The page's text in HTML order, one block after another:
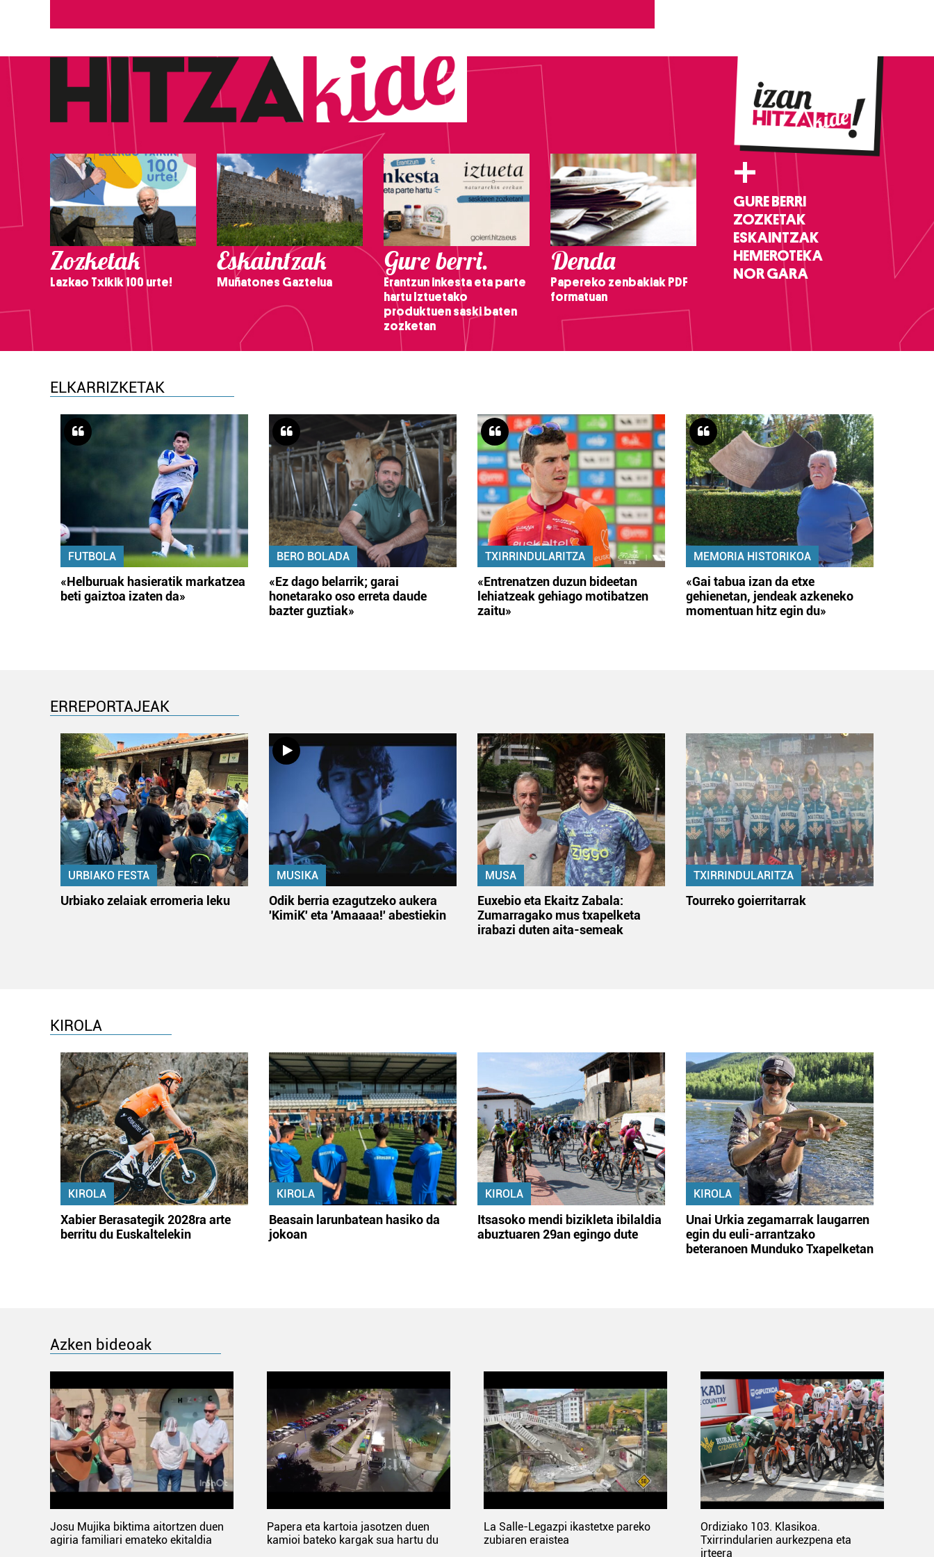
Zozketak
Lazkao Txikik 100 urte!
Eskaintzak
Muñatones Gaztelua
Gure berri.
Erantzun inkesta eta parte
hartu Iztuetako
produktuen saski baten
zozketan
Denda
Papereko zenbakiak PDF
formatuan
+
GURE BERRI
ZOZKETAK
ESKAINTZAK
HEMEROTEKA
NOR GARA
ELKARRIZKETAK
FUTBOLA
«Helburuak hasieratik markatzea
beti gaiztoa izaten da»
BERO BOLADA
«Ez dago belarrik; garai
honetarako oso erreta daude
bazter guztiak»
TXIRRINDULARITZA
«Entrenatzen duzun bideetan
lehiatzeak gehiago motibatzen
zaitu»
MEMORIA HISTORIKOA
«Gai tabua izan da etxe
gehienetan, jendeak azkeneko
momentuan hitz egin du»
ERREPORTAJEAK
URBIAKO FESTA
Urbiako zelaiak erromeria leku
MUSIKA
Odik berria ezagutzeko aukera
'KimiK' eta 'Amaaaa!' abestiekin
MUSA
Euxebio eta Ekaitz Zabala:
Zumarragako mus txapelketa
irabazi duten aita-semeak
TXIRRINDULARITZA
Tourreko goierritarrak
KIROLA
KIROLA
Xabier Berasategik 2028ra arte
berritu du Euskaltelekin
KIROLA
Beasain larunbatean hasiko da
jokoan
KIROLA
Itsasoko mendi bizikleta ibilaldia
abuztuaren 29an egingo dute
KIROLA
Unai Urkia zegamarrak laugarren
egin du euli-arrantzako
beteranoen Munduko Txapelketan
Azken bideoak
Josu Mujika biktima aitortzen duen
agiria familiari emateko ekitaldia
Papera eta kartoia jasotzen duen
kamioi bateko kargak sua hartu du
La Salle-Legazpi ikastetxe pareko
zubiaren eraistea
Ordiziako 103. Klasikoa.
Txirrindularien aurkezpena eta
irteera